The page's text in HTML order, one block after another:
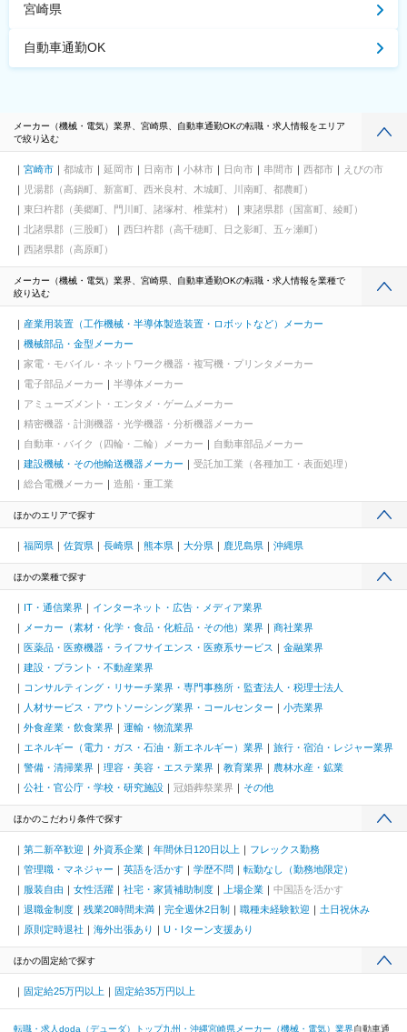
宮崎県
自動車通勤OK
メーカー（機械・電気）業界、宮崎県、自動車通勤OKの転職・求人情報をエリア
で絞り込む
宮崎市 都城市 延岡市 日南市 小林市 日向市 串間市 西都市
えびの市
児湯郡（高鍋町、新富町、西米良村、木城町、川南町、都農町）
東臼杵郡（美郷町、門川町、諸塚村、椎葉村）
東諸県郡（国富町、綾町）
北諸県郡（三股町）
西臼杵郡（高千穂町、日之影町、五ヶ瀬町）
西諸県郡（高原町）
メーカー（機械・電気）業界、宮崎県、自動車通勤OKの転職・求人情報を業種で
絞り込む
産業用装置（工作機械・半導体製造装置・ロボットなど）メーカー
機械部品・金型メーカー
家電・モバイル・ネットワーク機器・複写機・プリンタメーカー
電子部品メーカー
半導体メーカー
アミューズメント・エンタメ・ゲームメーカー
精密機器・計測機器・光学機器・分析機器メーカー
自動車・バイク（四輪・二輪）メーカー
自動車部品メーカー
建設機械・その他輸送機器メーカー
受託加工業（各種加工・表面処理）
総合電機メーカー
造船・重工業
ほかのエリアで探す
福岡県 佐賀県 長崎県 熊本県 大分県 鹿児島県 沖縄県
ほかの業種で探す
IT・通信業界
インターネット・広告・メディア業界
メーカー（素材・化学・食品・化粧品・その他）業界
商社業界
医薬品・医療機器・ライフサイエンス・医療系サービス
金融業界
建設・プラント・不動産業界
コンサルティング・リサーチ業界・専門事務所・監査法人・税理士法人
人材サービス・アウトソーシング業界・コールセンター
小売業界
外食産業・飲食業界
運輸・物流業界
エネルギー（電力・ガス・石油・新エネルギー）業界
旅行・宿泊・レジャー業界
警備・清掃業界
理容・美容・エステ業界 教育業界
農林水産・鉱業
公社・官公庁・学校・研究施設
冠婚葬祭業界 その他
ほかのこだわり条件で探す
第二新卒歓迎 外資系企業 年間休日120日以上
フレックス勤務
管理職・マネジャー
英語を活かす 学歴不問
転勤なし（勤務地限定）
服装自由
女性活躍 社宅・家賃補助制度 上場企業
中国語を活かす
退職金制度
残業20時間未満 完全週休2日制 職種未経験歓迎
土日祝休み
原則定時退社
海外出張あり U・Iターン支援あり
ほかの固定給で探す
固定給25万円以上 固定給35万円以上
転職・求人doda（デューダ）トップ九州・沖縄宮崎県 メーカー（機械・電気）業界自動車通